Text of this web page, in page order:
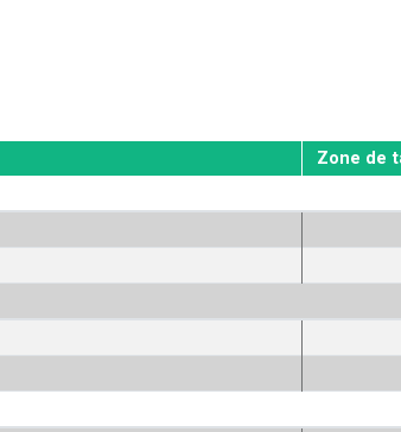
Zone de